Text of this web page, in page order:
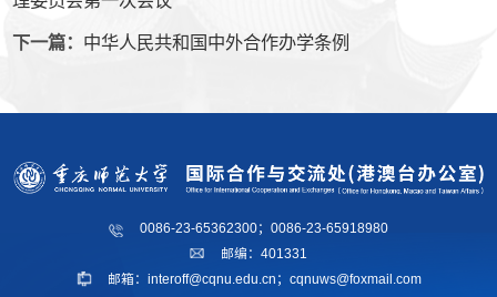
下一篇： 中华人民共和国中外合作办学条例
0086-23-65362300；0086-23-65918980
邮编：401331
邮箱：interoff@cqnu.edu.cn；cqnuws@foxmail.com